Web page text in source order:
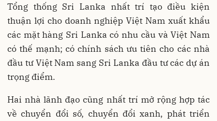
Tổng thống Sri Lanka nhất trí tạo điều kiện
thuận lợi cho doanh nghiệp Việt Nam xuất khẩu
các mặt hàng Sri Lanka có nhu cầu và Việt Nam
có thế mạnh; có chính sách ưu tiên cho các nhà
đầu tư Việt Nam sang Sri Lanka đầu tư các dự án
trọng điểm.
Hai nhà lãnh đạo cũng nhất trí mở rộng hợp tác
về chuyển đổi số, chuyển đổi xanh, phát triển